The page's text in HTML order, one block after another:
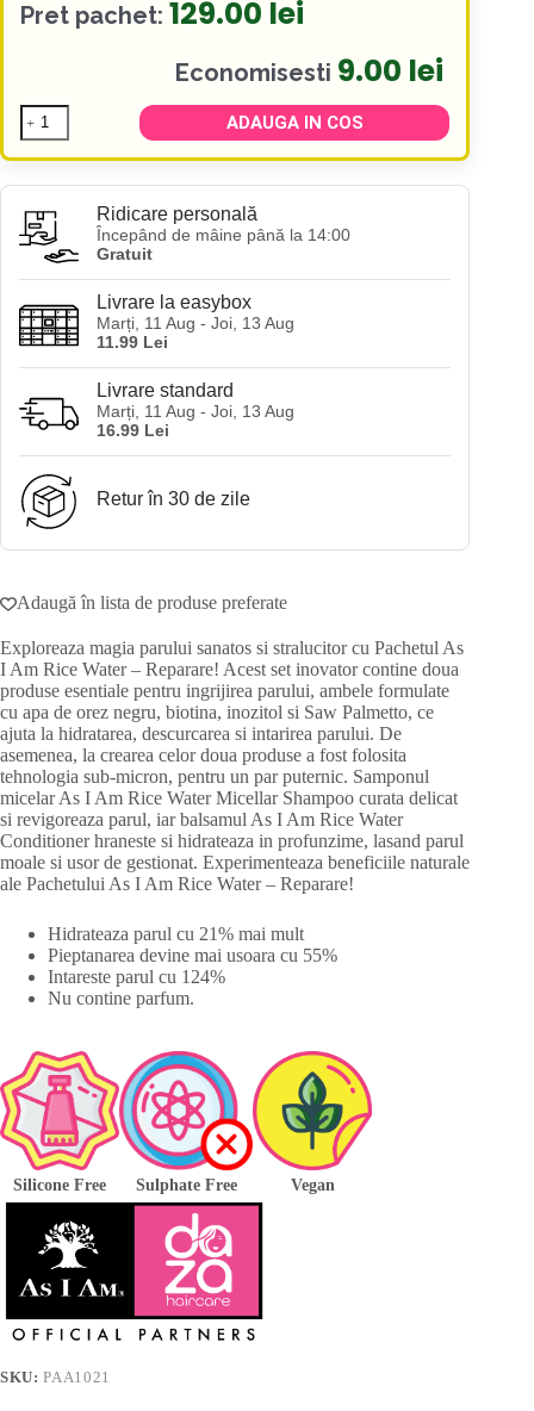
Pret pachet: 129.00 lei
Economisesti 9.00 lei
Cantitate
Pachet
As
Rice
Water
Reparare
ADAUGA IN COS
Ridicare personală
Începând de mâine până la 14:00
Gratuit
Livrare la easybox
Marți, 11 Aug - Joi, 13 Aug
11.99 Lei
Livrare standard
Marți, 11 Aug - Joi, 13 Aug
16.99 Lei
Retur în 30 de zile
Adaugă în lista de produse preferate
Exploreaza magia parului sanatos si stralucitor cu Pachetul As
I Am Rice Water – Reparare! Acest set inovator contine doua
produse esentiale pentru ingrijirea parului, ambele formulate
cu apa de orez negru, biotina, inozitol si Saw Palmetto, ce
ajuta la hidratarea, descurcarea si intarirea parului. De
asemenea, la crearea celor doua produse a fost folosita
tehnologia sub-micron, pentru un par puternic. Samponul
micelar As I Am Rice Water Micellar Shampoo curata delicat
si revigoreaza parul, iar balsamul As I Am Rice Water
Conditioner hraneste si hidrateaza in profunzime, lasand parul
moale si usor de gestionat. Experimenteaza beneficiile naturale
ale Pachetului As I Am Rice Water – Reparare!
Hidrateaza parul cu 21% mai mult
Pieptanarea devine mai usoara cu 55%
Intareste parul cu 124%
Nu contine parfum.
Silicone Free Sulphate Free Vegan
SKU:PAA1021